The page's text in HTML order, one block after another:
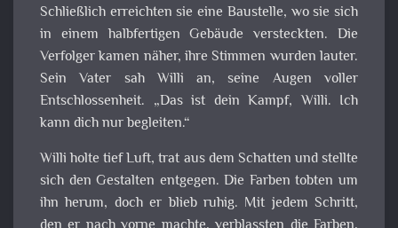
Schließlich erreichten sie eine Baustelle, wo sie sich
in einem halbfertigen Gebäude versteckten. Die
Verfolger kamen näher, ihre Stimmen wurden lauter.
Sein Vater sah Willi an, seine Augen voller
Entschlossenheit. „Das ist dein Kampf, Willi. Ich
kann dich nur begleiten.“
Willi holte tief Luft, trat aus dem Schatten und stellte
sich den Gestalten entgegen. Die Farben tobten um
ihn herum, doch er blieb ruhig. Mit jedem Schritt,